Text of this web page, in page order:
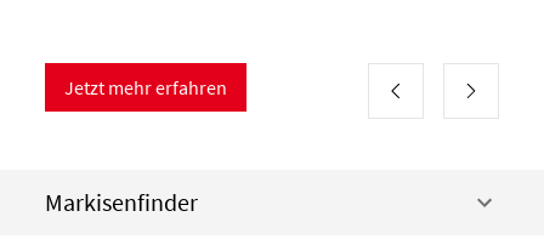
Jetzt mehr erfahren
Markisenfinder